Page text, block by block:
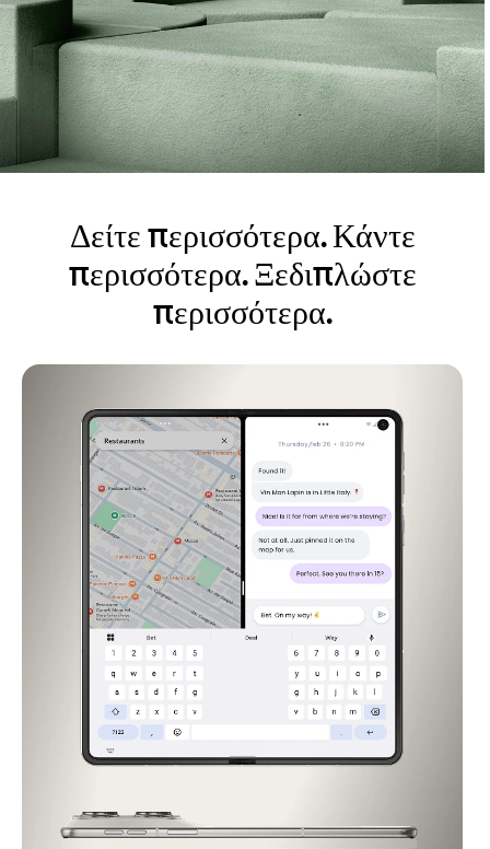
Δείτε περισσότερα. Κάντε
περισσότερα. Ξεδιπλώστε
περισσότερα.